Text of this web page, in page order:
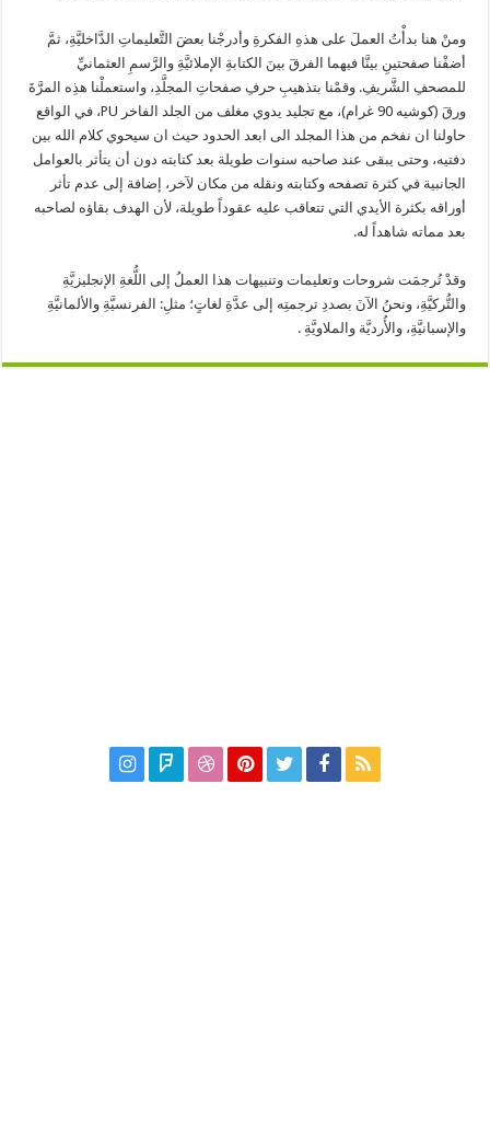
ومنْ هنا بدأْتُ العملَ على هذهِ الفكرةِ وأدرجْنا بعضَ التَّعليماتِ الدَّاخليَّةِ، ثمَّ
أضفْنا صفحتينِ بينَّا فيهما الفرقَ بينَ الكتابةِ الإملائيَّةِ والرَّسمِ العثمانيِّ
للمصحفِ الشَّريفِ. وقمْنا بتذهيبِ حرفِ صفحاتِ المجلَّدِ، واستعملْنا هذِه المرَّةَ
ورقَ (كوشيه 90 غرام)، مع تجليد يدوي مغلف من الجلد الفاخر PU، في الواقع
حاولنا ان نفخم من هذا المجلد الى ابعد الحدود حيث ان سيحوي كلام الله بين
دفتيه، وحتى يبقى عند صاحبه سنوات طويلة بعد كتابته دون أن يتأثر بالعوامل
الجانبية في كثرة تصفحه وكتابته ونقله من مكان لآخر، إضافة إلى عدم تأثر
أوراقه بكثرة الأيدي التي تتعاقب عليه عقوداً طويلة، لأن الهدف بقاؤه لصاحبه
بعد مماته شاهداً له.
وقدْ تُرجمَت شروحات وتعليمات وتنبيهات هذا العملُ إلى اللُّغةِ الإنجليزيَّةِ
والتُّركيَّةِ، ونحنُ الآنَ بصددِ ترجمتِه إلى عدَّةِ لغاتٍ؛ مثلِ: الفرنسيَّةِ والألمانيَّةِ
والإسبانيَّةِ، والأُرديَّة والملاويَّةِ .